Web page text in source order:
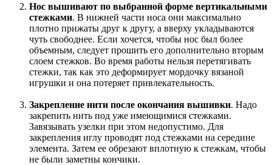
Нос вышивают по выбранной форме вертикальными
стежками. В нижней части носа они максимально
плотно прижаты друг к другу, а вверху укладываются
чуть свободнее. Если хочется, чтобы нос был более
объемным, следует прошить его дополнительно вторым
слоем стежков. Во время работы нельзя перетягивать
стежки, так как это деформирует мордочку вязаной
игрушки и она потеряет привлекательность.
Закрепление нити после окончания вышивки. Надо
закрепить нить под уже имеющимися стежками.
Завязывать узелки при этом недопустимо. Для
закрепления иглу проводят под стежками на середине
элемента. Затем ее обрезают вплотную к стежкам, чтобы
не были заметны кончики.